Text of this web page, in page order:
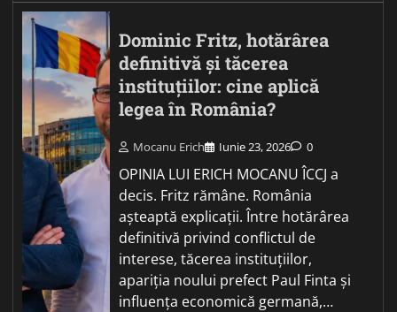
Dominic Fritz, hotărârea
definitivă și tăcerea
instituțiilor: cine aplică
legea în România?
Mocanu Erich Iunie 23, 2026 0
OPINIA LUI ERICH MOCANU ÎCCJ a
decis. Fritz rămâne. România
așteaptă explicații. Între hotărârea
definitivă privind conflictul de
interese, tăcerea instituțiilor,
apariția noului prefect Paul Finta și
influența economică germană,…